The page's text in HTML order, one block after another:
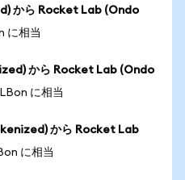
から Rocket Lab (Ondo
に相当
から Rocket Lab (Ondo
に相当
から Rocket Lab
に相当